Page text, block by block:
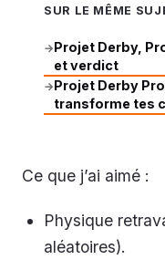
SUR LE MÊME
→Projet Derby,
et verdict
→Projet Derby
transforme tes
Ce que j’ai aimé :
Physique
aléatoires).